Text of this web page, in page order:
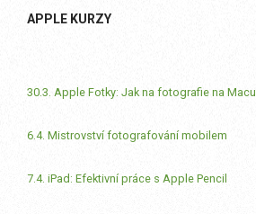
APPLE KURZY
30.3. Apple Fotky: Jak na fotografie na Macu
6.4. Mistrovství fotografování mobilem
7.4. iPad: Efektivní práce s Apple Pencil